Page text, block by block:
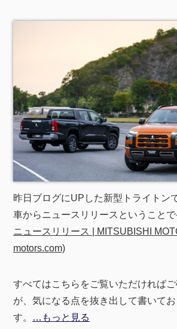
昨日ブログにUPした新型トライトン
車からニュースリリースということで
ニュースリリース | MITSUBISHI
motors.com)
すべてはこちらをご覧いただければ
が、気になる点を抜き出して書いて
す。
…もっと見る